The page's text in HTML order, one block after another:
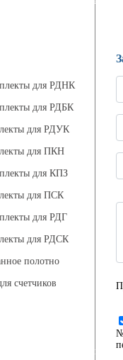
для РДНК
для РДБК
для РДУК
для ПКН
для КПЗ
для ПСК
для РДГ
для РДСК
полотно
счетчиков
разрядники